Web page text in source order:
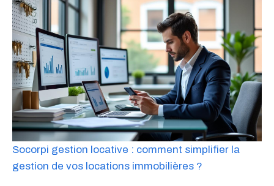
Socorpi gestion locative : comment simplifier la
gestion de vos locations immobilières ?